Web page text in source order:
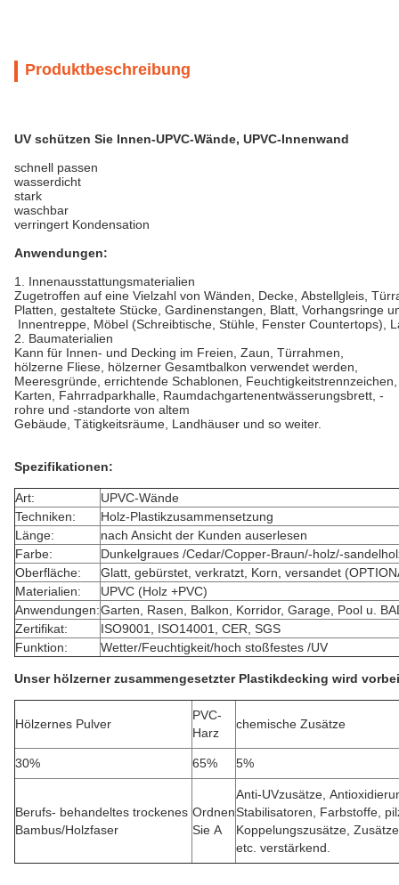
Produktbeschreibung
UV schützen Sie Innen-UPVC-Wände, UPVC-Innenwand
schnell passen
wasserdicht
stark
waschbar
verringert Kondensation
Anwendungen:
1. Innenausstattungsmaterialien
Zugetroffen auf eine Vielzahl von Wänden, Decke, Abstellgleis,
Platten, gestaltete Stücke, Gardinenstangen, Blatt, Vorhangsringe
Innentreppe, Möbel (Schreibtische, Stühle, Fenster Countertops),
2. Baumaterialien
Kann für Innen- und Decking im Freien, Zaun, Türrahmen,
hölzerne Fliese, hölzerner Gesamtbalkon verwendet werden,
Meeresgründe, errichtende Schablonen,
Karten, Fahrradparkhalle, Raumdachgartenentwässerungsbrett, -
rohre und -standorte von altem
Gebäude, Tätigkeitsräume, Landhäuser und so weiter.
Spezifikationen:
Art: UPVC-Wände
Techniken:
Holz-Plastikzusammensetzung
Länge:
nach Ansicht der Kunden auserlesen
Farbe:
Dunkelgraues /Cedar/Copper-Braun/-holz/-
Oberfläche:
Glatt, gebürstet, verkratzt, Korn, versandet
Materialien:
UPVC (Holz +PVC)
Anwendungen:Garten, Rasen, Balkon, Korridor, Garage, Pool u.
Zertifikat:
ISO9001, ISO14001, CER, SGS
Funktion:
Wetter/Feuchtigkeit/hoch stoßfestes /UV
Unser hölzerner zusammengesetzter Plastikdecking wird
Hölzernes Pulver
PVC-
Harz
chemische Zusätze
30% 65% 5%
Berufs- behandeltes trockenes
Bambus/Holzfaser
Ordnen
Sie A
Anti-UVzusätze,
Stabilisatoren, Farbstoffe,
Koppelungszusätze,
etc. verstärkend.